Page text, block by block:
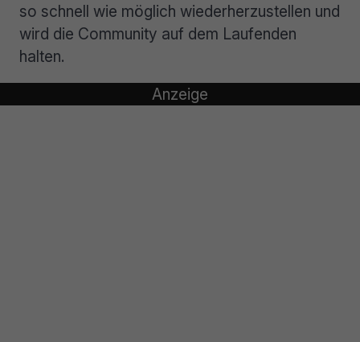
so schnell wie möglich wiederherzustellen und
wird die Community auf dem Laufenden
halten.